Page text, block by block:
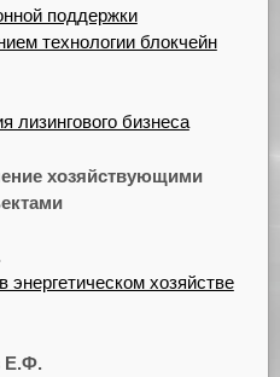
поддержки
технологии блокчейн
лизингового бизнеса
хозяйствующими
хозяйстве
Е.Ф.